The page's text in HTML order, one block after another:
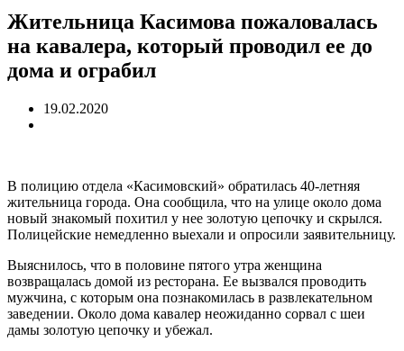
Жительница Касимова пожаловалась
на кавалера, который проводил ее до
дома и ограбил
19.02.2020
В полицию отдела «Касимовский» обратилась 40-летняя
жительница города. Она сообщила, что на улице около дома
новый знакомый похитил у нее золотую цепочку и скрылся.
Полицейские немедленно выехали и опросили заявительницу.
Выяснилось, что в половине пятого утра женщина
возвращалась домой из ресторана. Ее вызвался проводить
мужчина, с которым она познакомилась в развлекательном
заведении. Около дома кавалер неожиданно сорвал с шеи
дамы золотую цепочку и убежал.